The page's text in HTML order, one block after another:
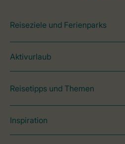
Reiseziele und Ferienparks
Aktivurlaub
Reisetipps und Themen
Inspiration